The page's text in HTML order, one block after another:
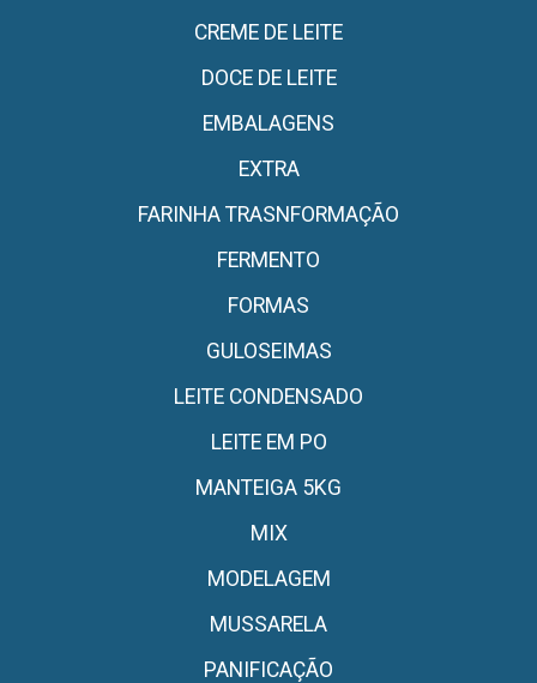
CREME DE LEITE
DOCE DE LEITE
EMBALAGENS
EXTRA
FARINHA TRASNFORMAÇÃO
FERMENTO
FORMAS
GULOSEIMAS
LEITE CONDENSADO
LEITE EM PO
MANTEIGA 5KG
MIX
MODELAGEM
MUSSARELA
PANIFICAÇÃO